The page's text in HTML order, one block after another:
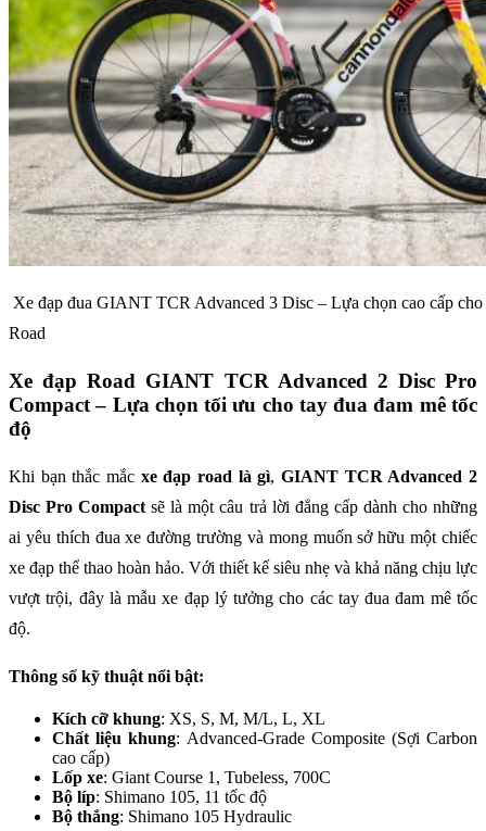
Xe đạp đua GIANT TCR Advanced 3 Disc – Lựa chọn cao cấp
Road
Xe đạp Road GIANT TCR Advanced 2 Disc Pro
Compact – Lựa chọn tối ưu cho tay đua đam mê tốc
độ
Khi bạn thắc mắc xe đạp road là gì,GIANT TCR Advanced 2
Disc Pro Compact sẽ là một câu trả lời đẳng cấp dành cho những
ai yêu thích đua xe đường trường và mong muốn sở hữu một chiếc
xe đạp thể thao hoàn hảo. Với thiết kế siêu nhẹ và khả năng chịu lực
vượt trội, đây là mẫu xe đạp lý tưởng cho các tay đua đam mê tốc
độ.
Thông số kỹ thuật nổi bật:
Kích cỡ khung: XS, S, M, M/L, L, XL
Chất liệu khung: Advanced-Grade Composite (Sợi Carbon
cao cấp)
Lốp xe: Giant Course 1, Tubeless, 700C
Bộ líp: Shimano 105, 11 tốc độ
Bộ thắng: Shimano 105 Hydraulic